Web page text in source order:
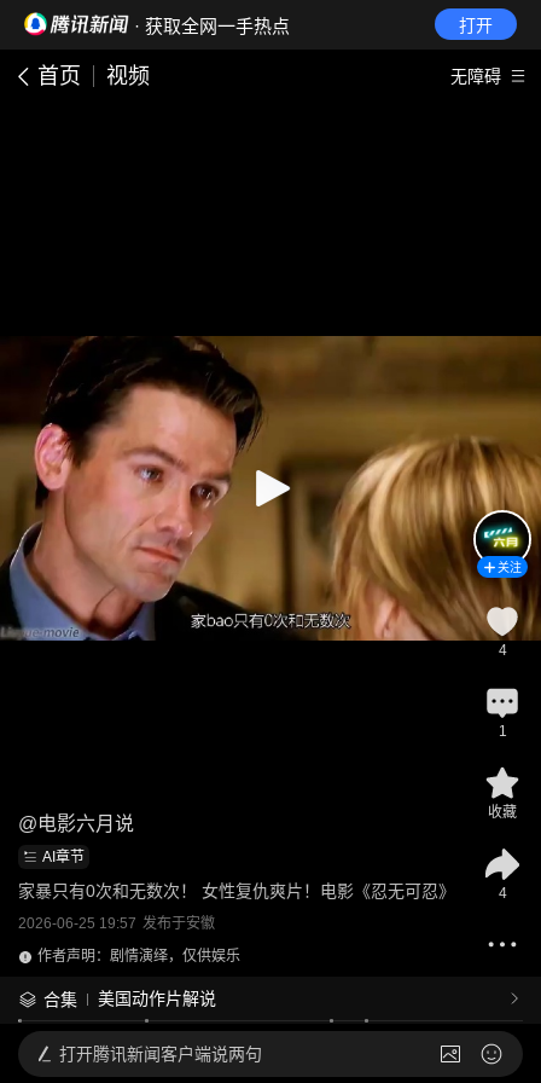
· 获取全网一手热点 打开
首页 视频 无障碍
@电影六月说
AI章节
家暴只有0次和无数次！ 女性复仇爽片！电影《忍无可忍》
2026-06-25 19:57 发布于安徽
作者声明：剧情演绎，仅供娱乐
合集 美国动作片解说
关注
4
1
收藏
4
打开腾讯新闻客户端说两句